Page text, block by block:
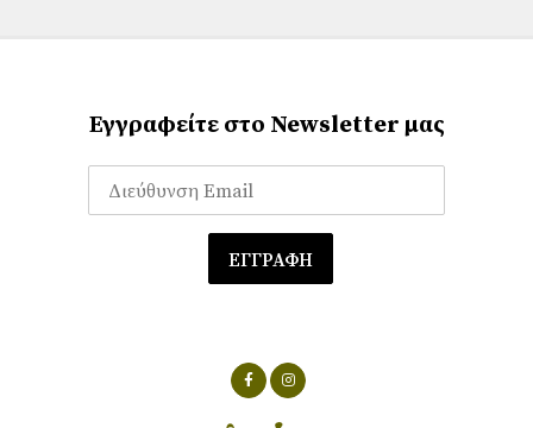
Εγγραφείτε στο Newsletter μας